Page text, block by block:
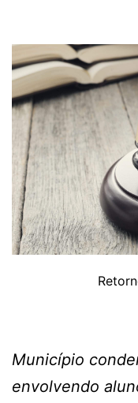
Município
envolvendo